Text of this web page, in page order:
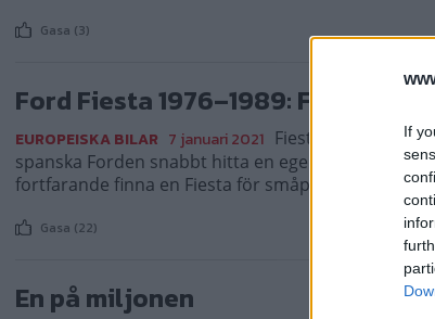
If
Gasa (3)
Ford Fiesta 1976–1989: Fiesta loss!
EUROPEISKA BILAR 7 januari 2021 Fiesta var varken
spanska Forden snabbt hitta en egen plats på
fortfarande finna en Fiesta för småpengar!
Gasa (22)
En på miljonen